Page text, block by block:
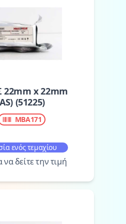
22mm x 22mm
(51225)
MBA171
ενός τεμαχίου
να δείτε την τιμή